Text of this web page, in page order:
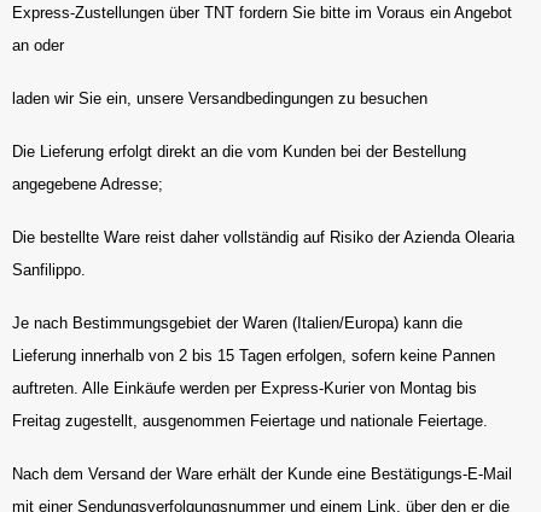
Express-Zustellungen über TNT fordern Sie bitte im Voraus ein Angebot
an oder
laden wir Sie ein, unsere Versandbedingungen zu besuchen
Die Lieferung erfolgt direkt an die vom Kunden bei der Bestellung
angegebene Adresse;
Die bestellte Ware reist daher vollständig auf Risiko der Azienda Olearia
Sanfilippo.
Je nach Bestimmungsgebiet der Waren (Italien/Europa) kann die
Lieferung innerhalb von 2 bis 15 Tagen erfolgen, sofern keine Pannen
auftreten. Alle Einkäufe werden per Express-Kurier von Montag bis
Freitag zugestellt, ausgenommen Feiertage und nationale Feiertage.
Nach dem Versand der Ware erhält der Kunde eine Bestätigungs-E-Mail
mit einer Sendungsverfolgungsnummer und einem Link, über den er die